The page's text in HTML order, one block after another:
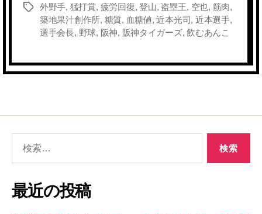
タ
外野手, 猛打賞, 疲労回復, 登山, 盗塁王, 空也, 筋肉,
築地果汁創作所, 糖質, 血糖値,近本光司 , 近本選手,
選手会長, 野球, 阪神, 阪神タイガーズ,飲むあんこ
象:
最近の投稿